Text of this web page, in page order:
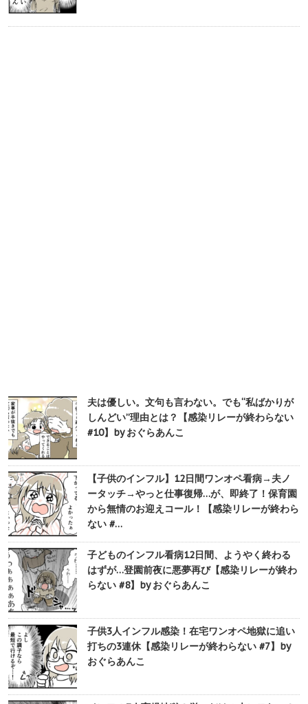
夫は優しい。文句も言わない。でも“私ばかりが
しんどい”理由とは？【感染リレーが終わらない
#10】by おぐらあんこ
【子供のインフル】12日間ワンオペ看病→夫ノ
ータッチ→やっと仕事復帰…が、即終了！保育園
から無情のお迎えコール！【感染リレーが終わら
ない #…
子どものインフル看病12日間、ようやく終わる
はずが…登園前夜に悪夢再び【感染リレーが終わ
らない #8】by おぐらあんこ
子供3人インフル感染！在宅ワンオペ地獄に追い
打ちの3連休【感染リレーが終わらない #7】by
おぐらあんこ